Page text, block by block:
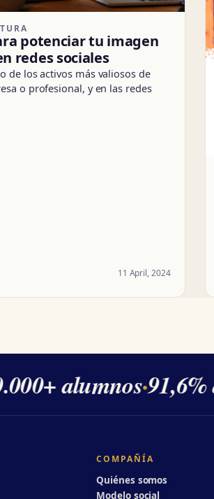
potenciar tu imagen
redes sociales
de los activos más valiosos de
o profesional, y en las redes
11 April, 2024
alumnos·91,6%
COMPAÑÍA
Quiénes somos
Modelo social